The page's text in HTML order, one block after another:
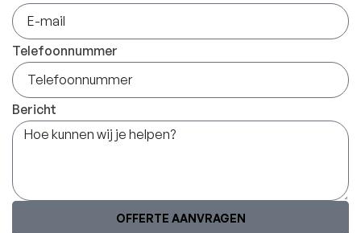
Telefoonnummer
Bericht
OFFERTE AANVRAGEN